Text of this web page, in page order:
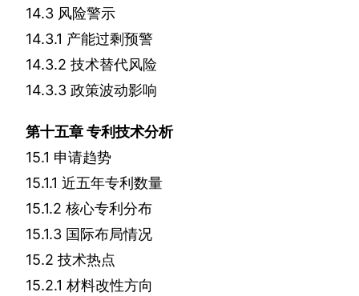
14.3 风险警示
14.3.1 产能过剩预警
14.3.2 技术替代风险
14.3.3 政策波动影响
第十五章专利技术分析
15.1 申请趋势
15.1.1 近五年专利数量
15.1.2 核心专利分布
15.1.3 国际布局情况
15.2 技术热点
15.2.1 材料改性方向